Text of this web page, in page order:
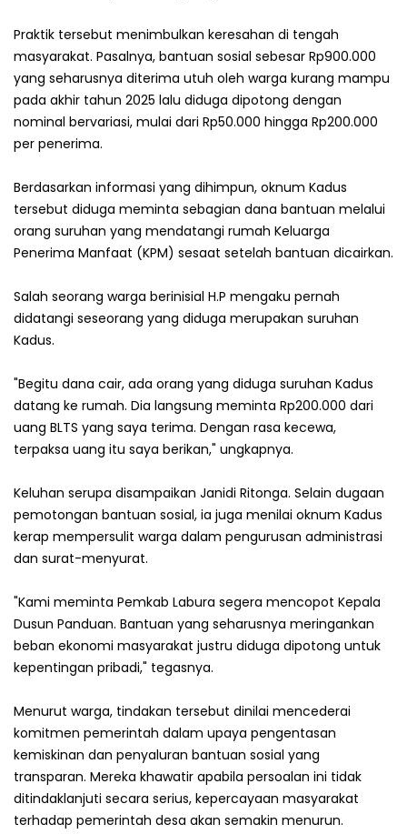
Praktik tersebut menimbulkan keresahan di tengah
masyarakat. Pasalnya, bantuan sosial sebesar Rp900.000
yang seharusnya diterima utuh oleh warga kurang mampu
pada akhir tahun 2025 lalu diduga dipotong dengan
nominal bervariasi, mulai dari Rp50.000 hingga Rp200.000
per penerima.
Berdasarkan informasi yang dihimpun, oknum Kadus
tersebut diduga meminta sebagian dana bantuan melalui
orang suruhan yang mendatangi rumah Keluarga
Penerima Manfaat (KPM) sesaat setelah bantuan dicairkan.
Salah seorang warga berinisial H.P mengaku pernah
didatangi seseorang yang diduga merupakan suruhan
Kadus.
"Begitu dana cair, ada orang yang diduga suruhan Kadus
datang ke rumah. Dia langsung meminta Rp200.000 dari
uang BLTS yang saya terima. Dengan rasa kecewa,
terpaksa uang itu saya berikan," ungkapnya.
Keluhan serupa disampaikan Janidi Ritonga. Selain dugaan
pemotongan bantuan sosial, ia juga menilai oknum Kadus
kerap mempersulit warga dalam pengurusan administrasi
dan surat-menyurat.
"Kami meminta Pemkab Labura segera mencopot Kepala
Dusun Panduan. Bantuan yang seharusnya meringankan
beban ekonomi masyarakat justru diduga dipotong untuk
kepentingan pribadi," tegasnya.
Menurut warga, tindakan tersebut dinilai mencederai
komitmen pemerintah dalam upaya pengentasan
kemiskinan dan penyaluran bantuan sosial yang
transparan. Mereka khawatir apabila persoalan ini tidak
ditindaklanjuti secara serius, kepercayaan masyarakat
terhadap pemerintah desa akan semakin menurun.